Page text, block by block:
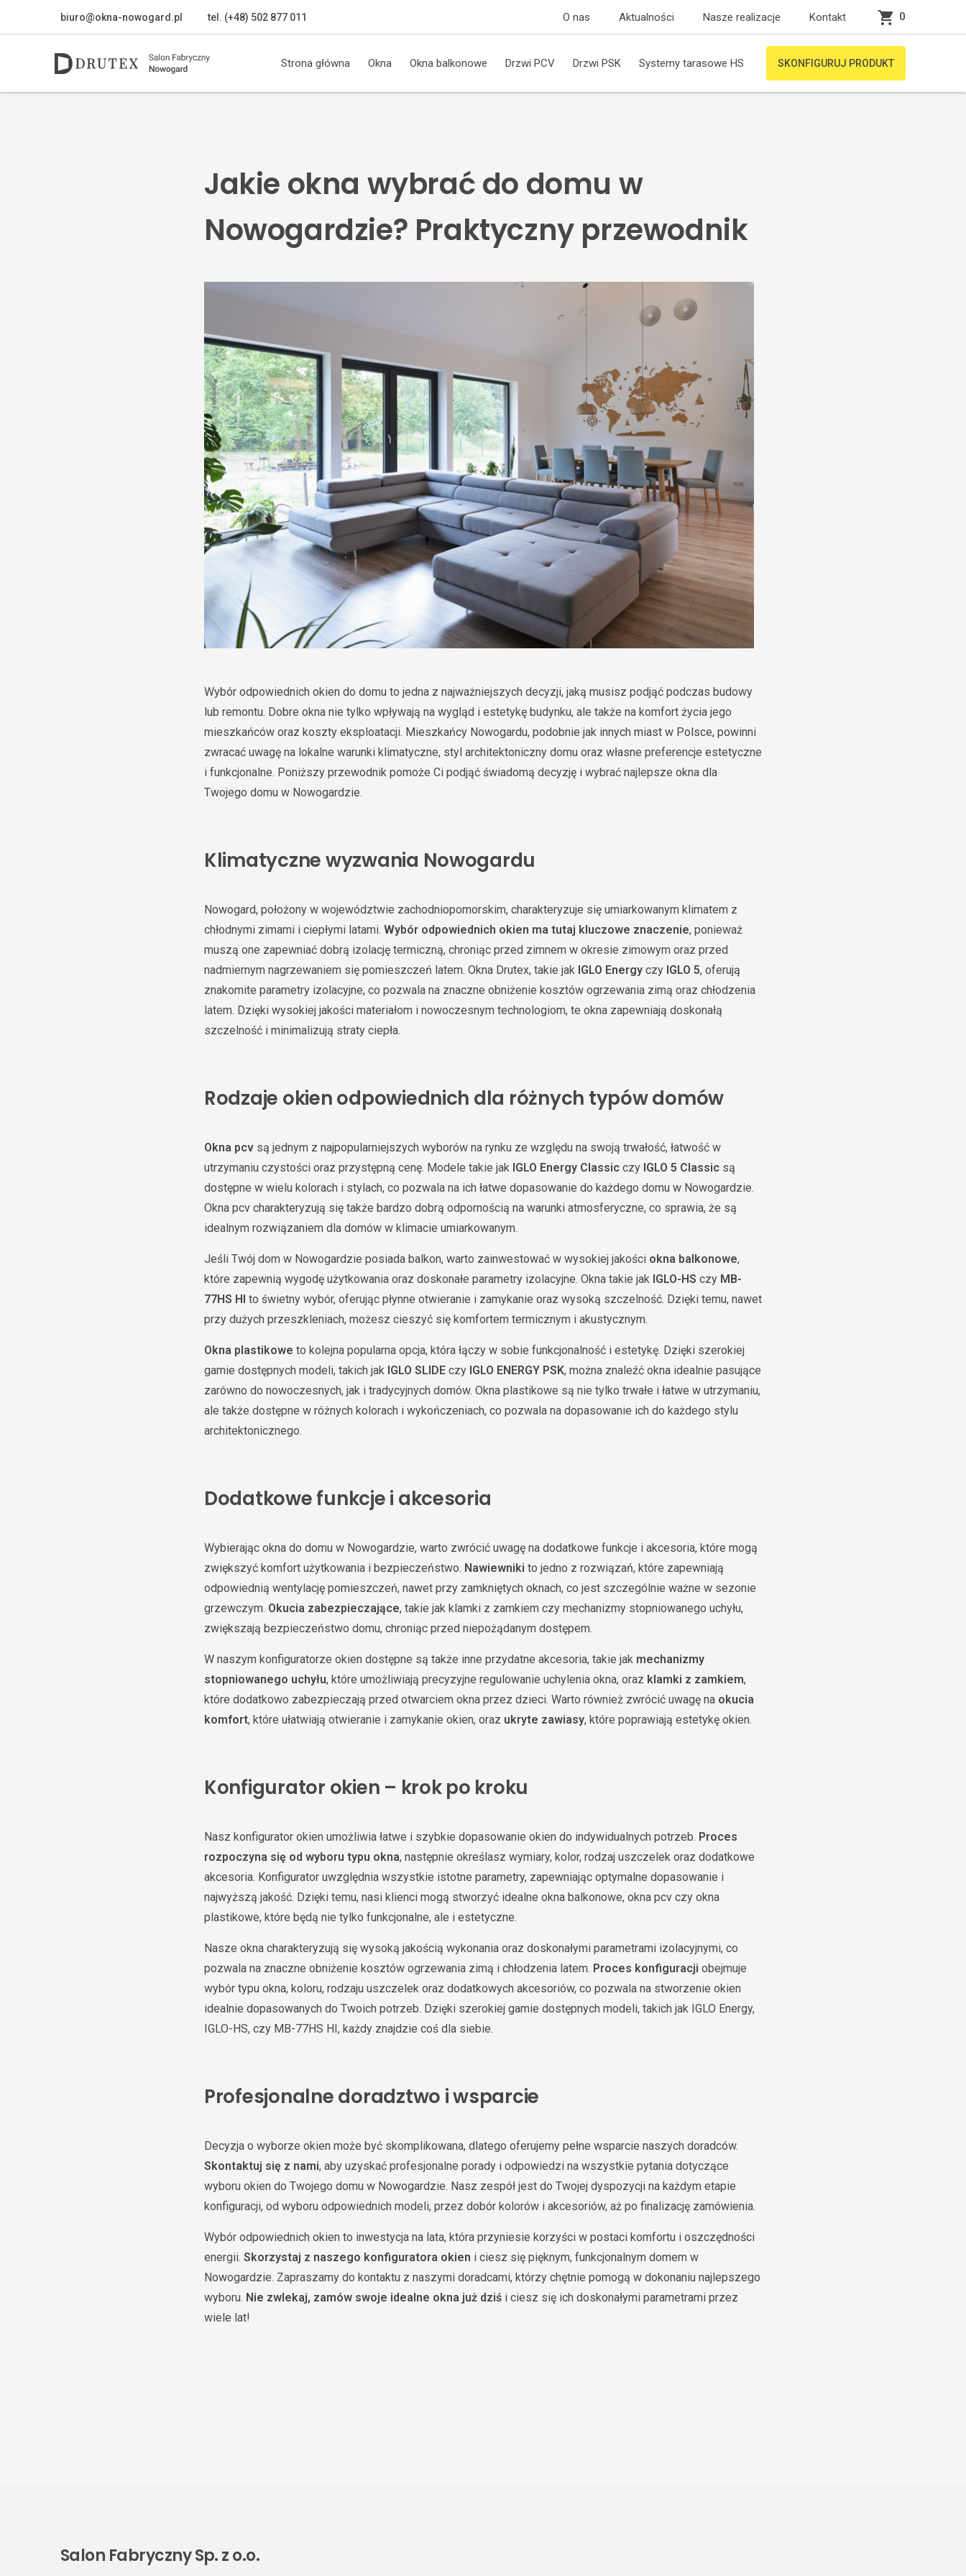
biuro@okna-nowogard.pl tel. (+48) 502 877 011 O nas Aktualności Nasze realizacje Kontakt 0
Strona główna Okna Okna balkonowe Drzwi PCV Drzwi PSK Systemy tarasowe HS SKONFIGURUJ PRODUKT
Jakie okna wybrać do domu w
Nowogardzie? Praktyczny przewodnik
Wybór odpowiednich okien do domu to jedna z najważniejszych decyzji, jaką musisz podjąć podczas budowy
lub remontu. Dobre okna nie tylko wpływają na wygląd i estetykę budynku, ale także na komfort życia jego
mieszkańców oraz koszty eksploatacji. Mieszkańcy Nowogardu, podobnie jak innych miast w Polsce, powinni
zwracać uwagę na lokalne warunki klimatyczne, styl architektoniczny domu oraz własne preferencje estetyczne
i funkcjonalne. Poniższy przewodnik pomoże Ci podjąć świadomą decyzję i wybrać najlepsze okna dla
Twojego domu w Nowogardzie.
Klimatyczne wyzwania Nowogardu
Nowogard, położony w województwie zachodniopomorskim, charakteryzuje się umiarkowanym klimatem z
chłodnymi zimami i ciepłymi latami. Wybór odpowiednich okien ma tutaj kluczowe znaczenie, ponieważ
muszą one zapewniać dobrą izolację termiczną, chroniąc przed zimnem w okresie zimowym oraz przed
nadmiernym nagrzewaniem się pomieszczeń latem. Okna Drutex, takie jak IGLO Energy czy IGLO 5, oferują
znakomite parametry izolacyjne, co pozwala na znaczne obniżenie kosztów ogrzewania zimą oraz chłodzenia
latem. Dzięki wysokiej jakości materiałom i nowoczesnym technologiom, te okna zapewniają doskonałą
szczelność i minimalizują straty ciepła.
Rodzaje okien odpowiednich dla różnych typów domów
Okna pcv są jednym z najpopularniejszych wyborów na rynku ze względu na swoją trwałość, łatwość w
utrzymaniu czystości oraz przystępną cenę. Modele takie jak IGLO Energy Classic czy IGLO 5 Classic są
dostępne w wielu kolorach i stylach, co pozwala na ich łatwe dopasowanie do każdego domu w Nowogardzie.
Okna pcv charakteryzują się także bardzo dobrą odpornością na warunki atmosferyczne, co sprawia, że są
idealnym rozwiązaniem dla domów w klimacie umiarkowanym.
Jeśli Twój dom w Nowogardzie posiada balkon, warto zainwestować w wysokiej jakości okna balkonowe,
które zapewnią wygodę użytkowania oraz doskonałe parametry izolacyjne. Okna takie jak IGLO-HS czy MB-
77HS HI to świetny wybór, oferując płynne otwieranie i zamykanie oraz wysoką szczelność. Dzięki temu, nawet
przy dużych przeszkleniach, możesz cieszyć się komfortem termicznym i akustycznym.
Okna plastikowe to kolejna popularna opcja, która łączy w sobie funkcjonalność i estetykę. Dzięki szerokiej
gamie dostępnych modeli, takich jak IGLO SLIDE czy IGLO ENERGY PSK, można znaleźć okna idealnie pasujące
zarówno do nowoczesnych, jak i tradycyjnych domów. Okna plastikowe są nie tylko trwałe i łatwe w utrzymaniu,
ale także dostępne w różnych kolorach i wykończeniach, co pozwala na dopasowanie ich do każdego stylu
architektonicznego.
Dodatkowe funkcje i akcesoria
Wybierając okna do domu w Nowogardzie, warto zwrócić uwagę na dodatkowe funkcje i akcesoria, które mogą
zwiększyć komfort użytkowania i bezpieczeństwo. Nawiewniki to jedno z rozwiązań, które zapewniają
odpowiednią wentylację pomieszczeń, nawet przy zamkniętych oknach, co jest szczególnie ważne w sezonie
grzewczym. Okucia zabezpieczające, takie jak klamki z zamkiem czy mechanizmy stopniowanego uchyłu,
zwiększają bezpieczeństwo domu, chroniąc przed niepożądanym dostępem.
W naszym konfiguratorze okien dostępne są także inne przydatne akcesoria, takie jak mechanizmy
stopniowanego uchyłu, które umożliwiają precyzyjne regulowanie uchylenia okna, oraz klamki z zamkiem,
które dodatkowo zabezpieczają przed otwarciem okna przez dzieci. Warto również zwrócić uwagę na okucia
komfort, które ułatwiają otwieranie i zamykanie okien, oraz ukryte zawiasy, które poprawiają estetykę okien.
Konfigurator okien – krok po kroku
Nasz konfigurator okien umożliwia łatwe i szybkie dopasowanie okien do indywidualnych potrzeb. Proces
rozpoczyna się od wyboru typu okna, następnie określasz wymiary, kolor, rodzaj uszczelek oraz dodatkowe
akcesoria. Konfigurator uwzględnia wszystkie istotne parametry, zapewniając optymalne dopasowanie i
najwyższą jakość. Dzięki temu, nasi klienci mogą stworzyć idealne okna balkonowe, okna pcv czy okna
plastikowe, które będą nie tylko funkcjonalne, ale i estetyczne.
Nasze okna charakteryzują się wysoką jakością wykonania oraz doskonałymi parametrami izolacyjnymi, co
pozwala na znaczne obniżenie kosztów ogrzewania zimą i chłodzenia latem. Proces konfiguracji obejmuje
wybór typu okna, koloru, rodzaju uszczelek oraz dodatkowych akcesoriów, co pozwala na stworzenie okien
idealnie dopasowanych do Twoich potrzeb. Dzięki szerokiej gamie dostępnych modeli, takich jak IGLO Energy,
IGLO-HS, czy MB-77HS HI, każdy znajdzie coś dla siebie.
Profesjonalne doradztwo i wsparcie
Decyzja o wyborze okien może być skomplikowana, dlatego oferujemy pełne wsparcie naszych doradców.
Skontaktuj się z nami, aby uzyskać profesjonalne porady i odpowiedzi na wszystkie pytania dotyczące
wyboru okien do Twojego domu w Nowogardzie. Nasz zespół jest do Twojej dyspozycji na każdym etapie
konfiguracji, od wyboru odpowiednich modeli, przez dobór kolorów i akcesoriów, aż po finalizację zamówienia.
Wybór odpowiednich okien to inwestycja na lata, która przyniesie korzyści w postaci komfortu i oszczędności
energii. Skorzystaj z naszego konfiguratora okien i ciesz się pięknym, funkcjonalnym domem w
Nowogardzie. Zapraszamy do kontaktu z naszymi doradcami, którzy chętnie pomogą w dokonaniu najlepszego
wyboru. Nie zwlekaj, zamów swoje idealne okna już dziś i ciesz się ich doskonałymi parametrami przez
wiele lat!
Salon Fabryczny Sp. z o.o.